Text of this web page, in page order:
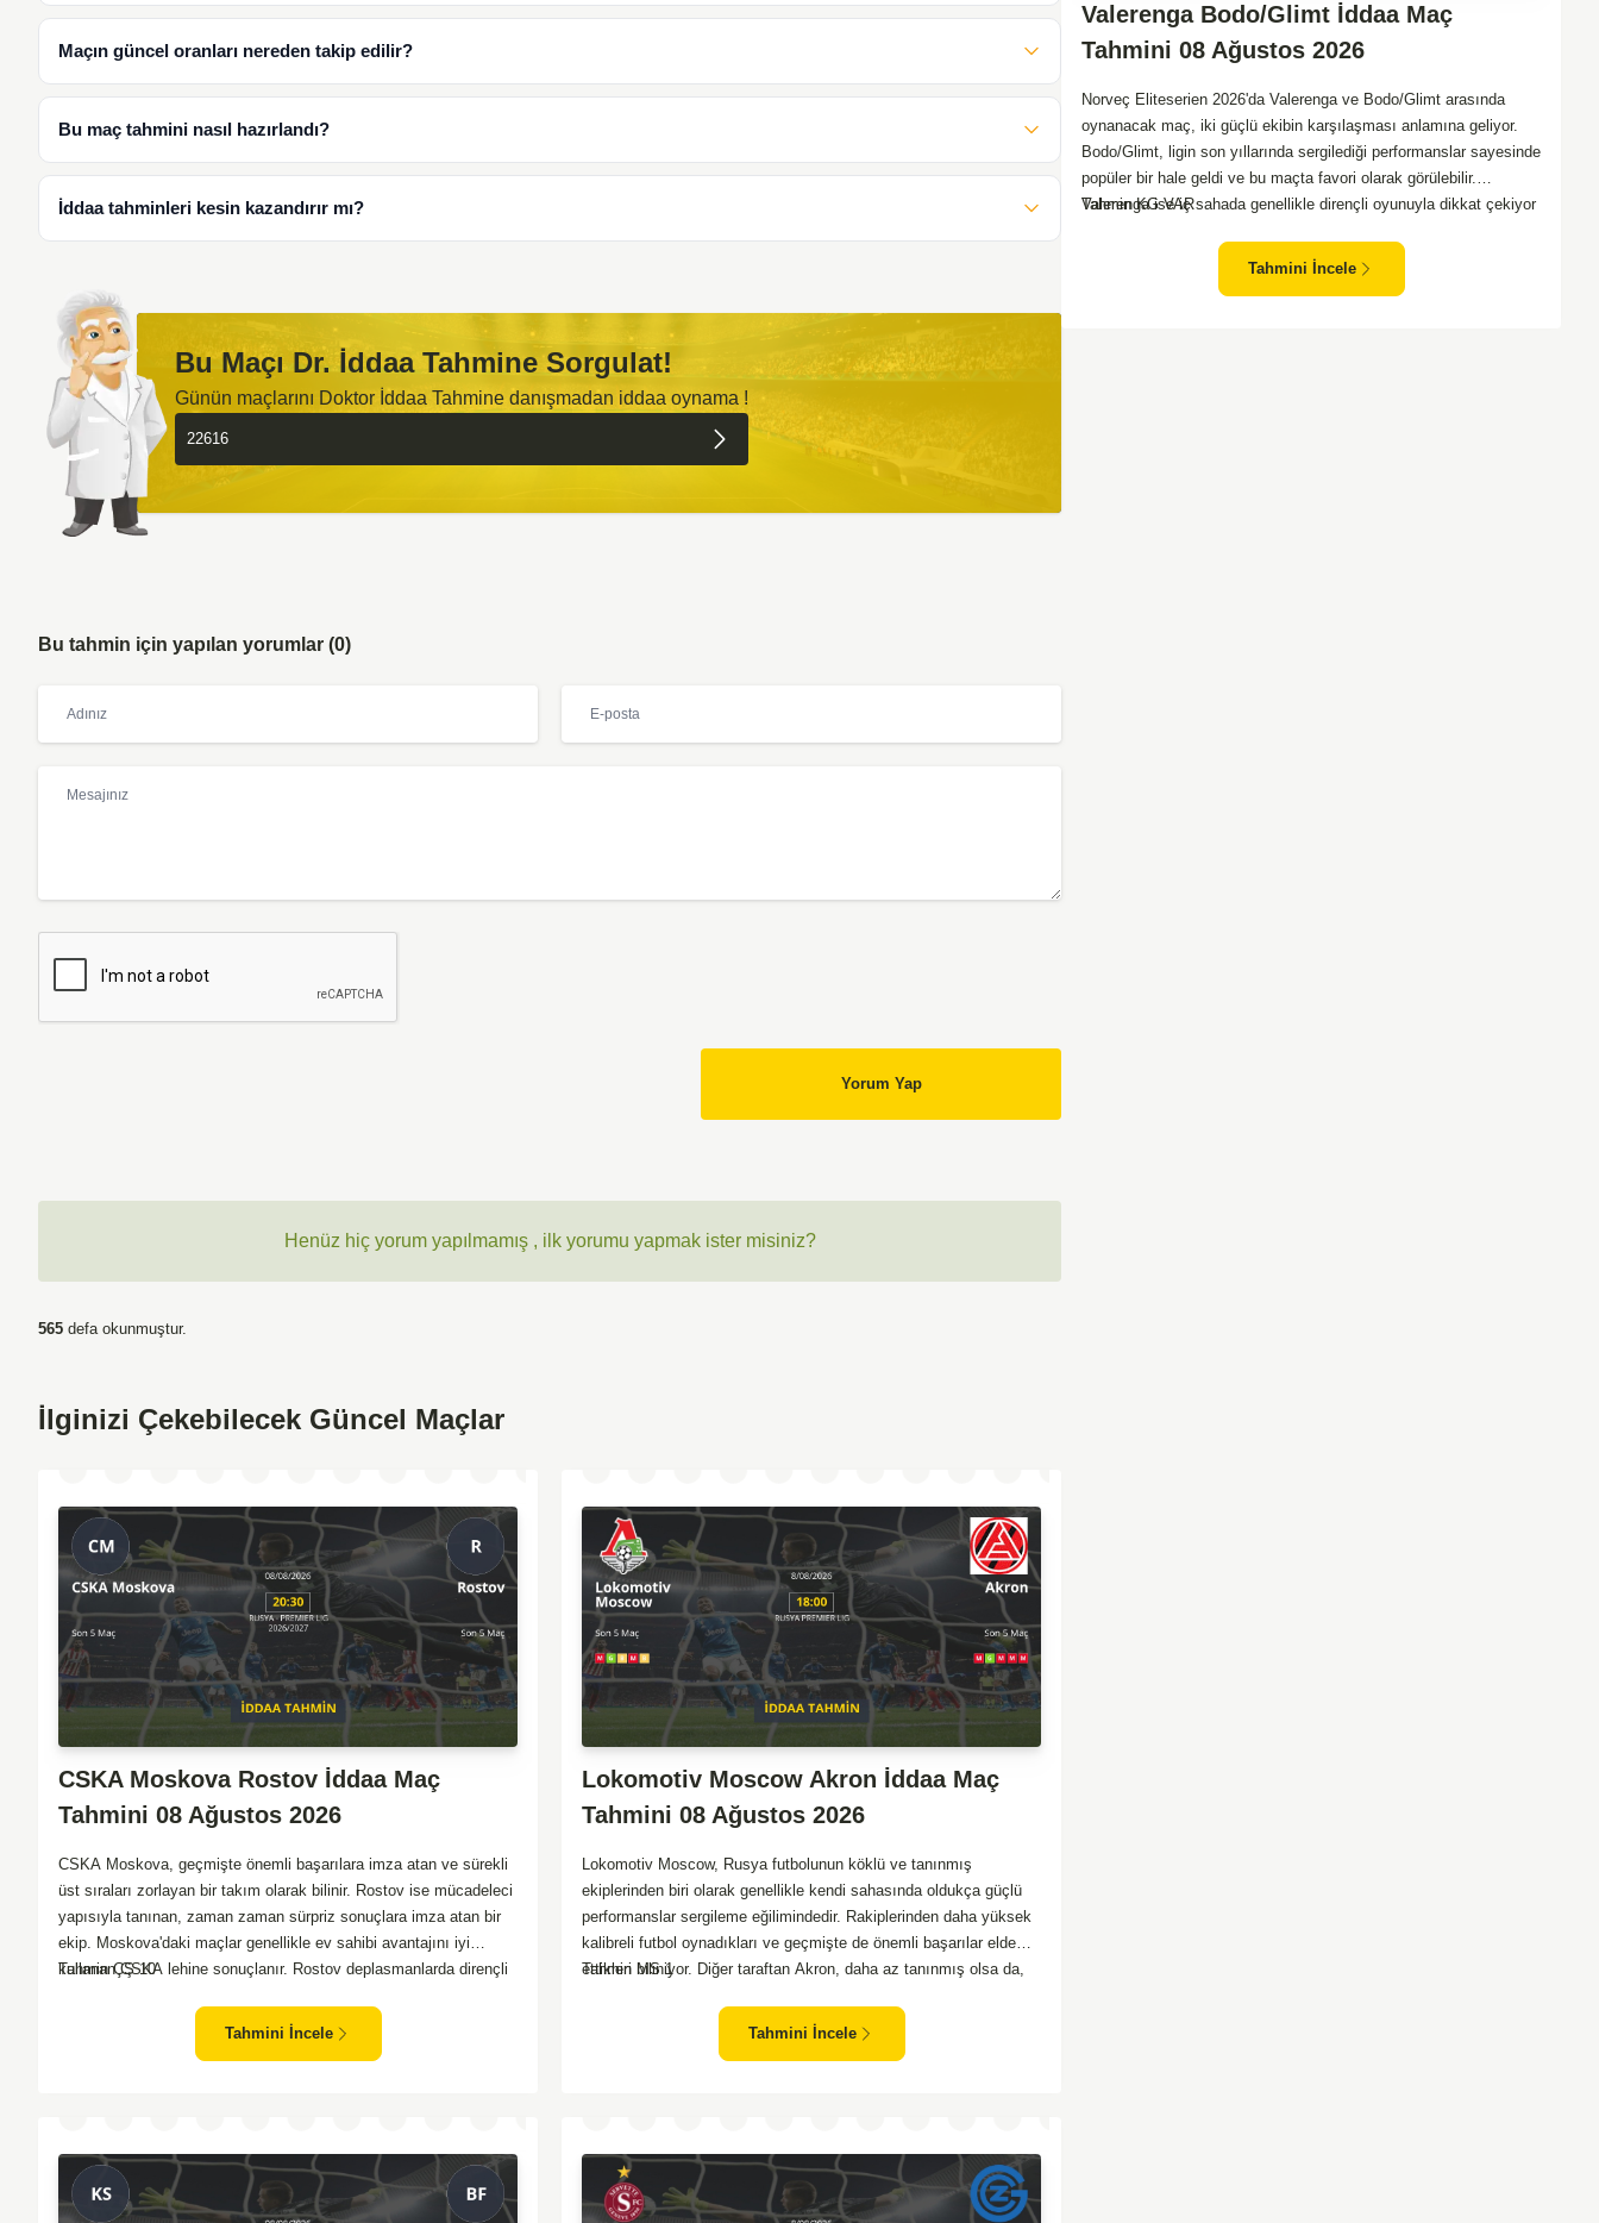
Maçın güncel oranları nereden takip edilir?
Bu maç tahmini nasıl hazırlandı?
İddaa tahminleri kesin kazandırır mı?
Bu Maçı Dr. İddaa Tahmine Sorgulat!
Günün maçlarını Doktor İddaa Tahmine danışmadan iddaa oynama !
Bu tahmin için yapılan yorumlar (0)
Yorum Yap
Henüz hiç yorum yapılmamış , ilk yorumu yapmak ister misiniz?
565 defa okunmuştur.
İlginizi Çekebilecek Güncel Maçlar
CSKA Moskova Rostov İddaa Maç
Tahmini 08 Ağustos 2026
CSKA Moskova, geçmişte önemli başarılara imza atan ve sürekli
üst sıraları zorlayan bir takım olarak bilinir. Rostov ise mücadeleci
yapısıyla tanınan, zaman zaman sürpriz sonuçlara imza atan bir
ekip. Moskova'daki maçlar genellikle ev sahibi avantajını iyi
kullanan CSKA lehine sonuçlanır. Rostov deplasmanlarda dirençli
CSKA'nın az farkla da olsa üstün olduğunu göstermektedir.
Tahmin ÇŞ 10
Tahmini İncele
Lokomotiv Moscow Akron İddaa Maç
Tahmini 08 Ağustos 2026
Lokomotiv Moscow, Rusya futbolunun köklü ve tanınmış
ekiplerinden biri olarak genellikle kendi sahasında oldukça güçlü
performanslar sergileme eğilimindedir. Rakiplerinden daha yüksek
kalibreli futbol oynadıkları ve geçmişte de önemli başarılar elde
ettikleri biliniyor. Diğer taraftan Akron, daha az tanınmış olsa da,
dikkat çekmektedir. Ancak genellikle Lokomotiv gibi köklü ve
Lokomotiv’in galibiyetle ayrılması daha yüksek ihtimal
taşımaktadır.
Tahmin MS 1
Tahmini İncele
Valerenga Bodo/Glimt İddaa Maç
Tahmini 08 Ağustos 2026
Norveç Eliteserien 2026'da Valerenga ve Bodo/Glimt arasında
oynanacak maç, iki güçlü ekibin karşılaşması anlamına geliyor.
Bodo/Glimt, ligin son yıllarında sergilediği performanslar sayesinde
popüler bir hale geldi ve bu maçta favori olarak görülebilir.
Valerenga ise iç sahada genellikle dirençli oyunuyla dikkat çekiyor
maçlar genellikle çekişmeli geçiyor ve bol gollü karşılaşmalara
Tahmin KG VAR
Tahmini İncele